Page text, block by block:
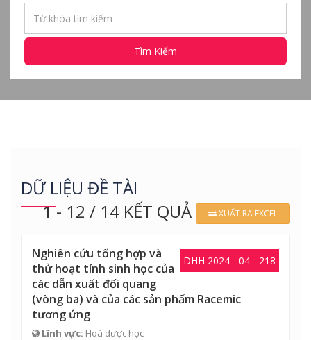
Tìm Kiếm
DỮ LIỆU ĐỀ TÀI
1 - 12 / 14 KẾT QUẢ
XUẤT RA EXCEL
DHH 2024 - 04 - 218
Nghiên cứu tổng hợp và
thử hoạt tính sinh học của
các dẫn xuất đối quang
(vòng ba) và của các sản phẩm Racemic
tương ứng
Lĩnh vực: Hoá dược học